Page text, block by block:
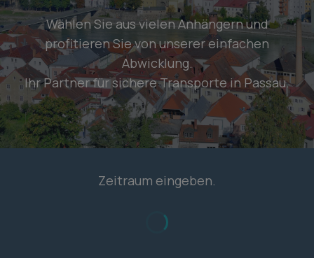
Wählen Sie aus vielen Anhängern und
profitieren Sie von unserer einfachen
Abwicklung.
Ihr Partner für sichere Transporte in Passau.
Zeitraum eingeben.